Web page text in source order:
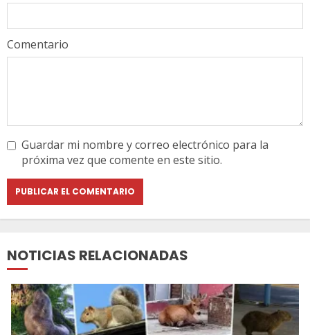
Comentario
Guardar mi nombre y correo electrónico para la
próxima vez que comente en este sitio.
NOTICIAS RELACIONADAS